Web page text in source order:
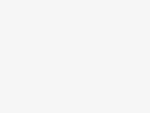
Để Nắp Vung, Chảo
DrawerStore Màu Xám
theo chiều rộng mong muốn
vào khe